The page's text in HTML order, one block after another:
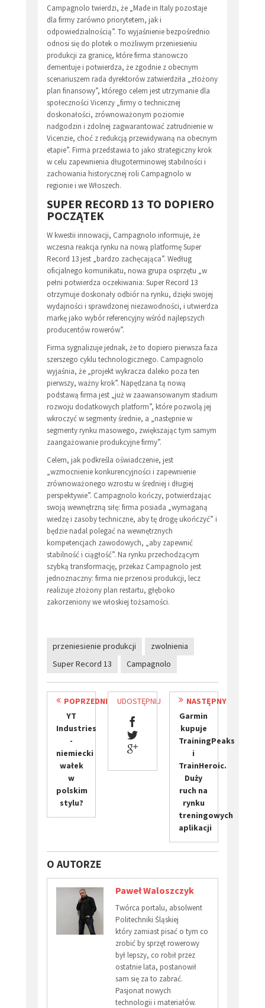
Campagnolo twierdzi, że „Made in Italy pozostaje
dla firmy zarówno priorytetem, jak i
odpowiedzialnością”. To wyjaśnienie bezpośrednio
odnosi się do plotek o możliwym przeniesieniu
produkcji za granicę, które firma stanowczo
dementuje i potwierdza, że zgodnie z obecnym
scenariuszem rada dyrektorów zatwierdziła „złożony
plan finansowy”, którego celem jest utrzymanie dla
społeczności Vicenzy „firmy o technicznej
doskonałości, zrównoważonym poziomie
nadgodzin i zdolnej zagwarantować zatrudnienie w
Vicenzie, choć z redukcją przewidywaną na obecnym
etapie”. Firma przedstawia to jako strategiczny krok
w celu zapewnienia długoterminowej stabilności i
zachowania historycznej roli Campagnolo w
regionie i we Włoszech.
SUPER RECORD 13 TO DOPIERO
POCZĄTEK
W kwestii innowacji, Campagnolo informuje, że
wczesna reakcja rynku na nową platformę Super
Record 13 jest „bardzo zachęcająca”. Według
oficjalnego komunikatu, nowa grupa osprzętu „w
pełni potwierdza oczekiwania: Super Record 13
otrzymuje doskonały odbiór na rynku, dzięki swojej
wydajności i sprawdzonej niezawodności, i utwierdza
markę jako wybór referencyjny wśród najlepszych
producentów rowerów”.
Firma sygnalizuje jednak, że to dopiero pierwsza faza
szerszego cyklu technologicznego. Campagnolo
wyjaśnia, że „projekt wykracza daleko poza ten
pierwszy, ważny krok”. Napędzana tą nową
podstawą firma jest „już w zaawansowanym stadium
rozwoju dodatkowych platform”, które pozwolą jej
wkroczyć w segmenty średnie, a „następnie w
segmenty rynku masowego, zwiększając tym samym
zaangażowanie produkcyjne firmy”.
Celem, jak podkreśla oświadczenie, jest
„wzmocnienie konkurencyjności i zapewnienie
zrównoważonego wzrostu w średniej i długiej
perspektywie”. Campagnolo kończy, potwierdzając
swoją wewnętrzną siłę: firma posiada „wymaganą
wiedzę i zasoby techniczne, aby tę drogę ukończyć” i
będzie nadal polegać na wewnętrznych
kompetencjach zawodowych, „aby zapewnić
stabilność i ciągłość”. Na rynku przechodzącym
szybką transformację, przekaz Campagnolo jest
jednoznaczny: firma nie przenosi produkcji, lecz
realizuje złożony plan restartu, głęboko
zakorzeniony we włoskiej tożsamości.
przeniesienie produkcji
zwolnienia
Super Record 13
Campagnolo
POPRZEDNI
YT
Industries
-
niemiecki
wałek
w
polskim
stylu?
UDOSTĘPNIJ
NASTĘPNY
Garmin
kupuje
TrainingPeaks
i
TrainHeroic.
Duży
ruch na
rynku
treningowych
aplikacji
O AUTORZE
Paweł Waloszczyk
Twórca portalu, absolwent
Politechniki Śląskiej
który zamiast pisać o tym co
zrobić by sprzęt rowerowy
był lepszy, co robił przez
ostatnie lata, postanowił
sam się za to zabrać.
Pasjonat nowych
technologii i materiałów.